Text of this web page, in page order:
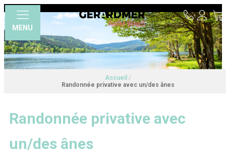
MENU
Accueil /
Randonnée privative avec un/des ânes
Randonnée privative avec
un/des ânes